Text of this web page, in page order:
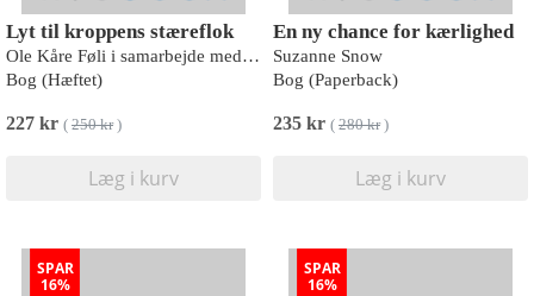
Lyt til kroppens stæreflok
Ole Kåre Føli i samarbejde med Dorte Kvist
Bog (Hæftet)
227 kr ( 250 kr)
Læg i kurv
En ny chance for kærlighed
Suzanne Snow
Bog (Paperback)
235 kr ( 280 kr)
Læg i kurv
SPAR
16%
SPAR
16%